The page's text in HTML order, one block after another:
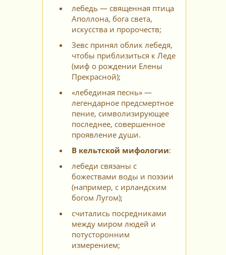
лебедь — священная птица
Аполлона, бога света,
искусства и пророчеств;
Зевс принял облик лебедя,
чтобы приблизиться к Леде
(миф о рождении Елены
Прекрасной);
«лебединая песнь» —
легендарное предсмертное
пение, символизирующее
последнее, совершенное
проявление души.
В кельтской мифологии:
лебеди связаны с
божествами воды и поэзии
(например, с ирландским
богом Лугом);
считались посредниками
между миром людей и
потусторонним
измерением;